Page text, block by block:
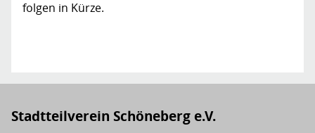
folgen in Kürze.
Stadtteilverein Schöneberg e.V.